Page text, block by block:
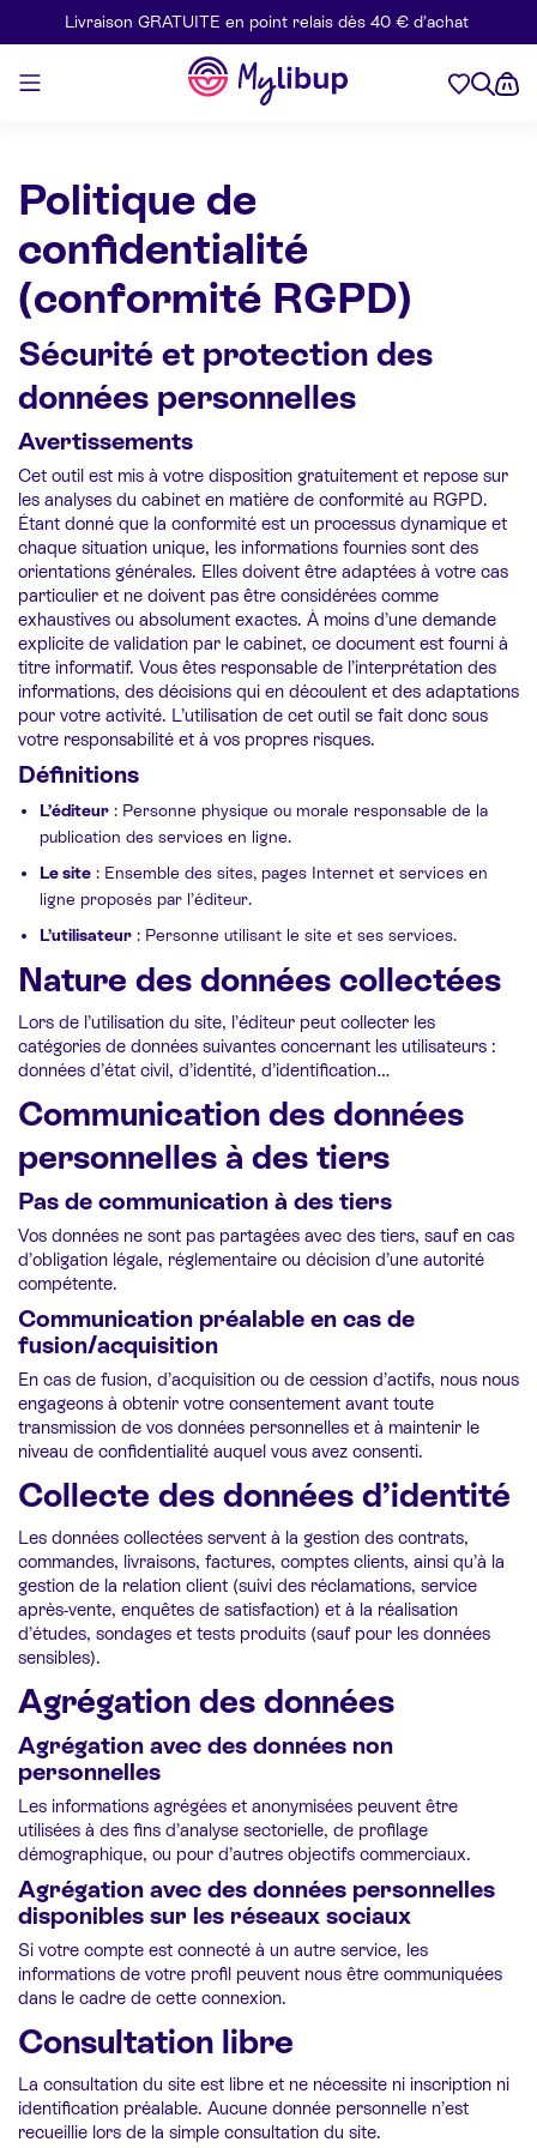
Aller au contenu
Livraison GRATUITE en point relais dès 40 € d’achat
Mylibup
Politique de
confidentialité
(conformité RGPD)
Sécurité et protection des
données personnelles
Avertissements
Cet outil est mis à votre disposition gratuitement et repose sur
les analyses du cabinet en matière de conformité au RGPD.
Étant donné que la conformité est un processus dynamique et
chaque situation unique, les informations fournies sont des
orientations générales. Elles doivent être adaptées à votre cas
particulier et ne doivent pas être considérées comme
exhaustives ou absolument exactes. À moins d’une demande
explicite de validation par le cabinet, ce document est fourni à
titre informatif. Vous êtes responsable de l’interprétation des
informations, des décisions qui en découlent et des adaptations
pour votre activité. L’utilisation de cet outil se fait donc sous
votre responsabilité et à vos propres risques.
Définitions
L’éditeur : Personne physique ou morale responsable de la
publication des services en ligne.
Le site : Ensemble des sites, pages Internet et services en
ligne proposés par l’éditeur.
L’utilisateur : Personne utilisant le site et ses services.
Nature des données collectées
Lors de l’utilisation du site, l’éditeur peut collecter les
catégories de données suivantes concernant les utilisateurs :
données d’état civil, d’identité, d’identification…
Communication des données
personnelles à des tiers
Pas de communication à des tiers
Vos données ne sont pas partagées avec des tiers, sauf en cas
d’obligation légale, réglementaire ou décision d’une autorité
compétente.
Communication préalable en cas de
fusion/acquisition
En cas de fusion, d’acquisition ou de cession d’actifs, nous nous
engageons à obtenir votre consentement avant toute
transmission de vos données personnelles et à maintenir le
niveau de confidentialité auquel vous avez consenti.
Collecte des données d’identité
Les données collectées servent à la gestion des contrats,
commandes, livraisons, factures, comptes clients, ainsi qu’à la
gestion de la relation client (suivi des réclamations, service
après-vente, enquêtes de satisfaction) et à la réalisation
d’études, sondages et tests produits (sauf pour les données
sensibles).
Agrégation des données
Agrégation avec des données non
personnelles
Les informations agrégées et anonymisées peuvent être
utilisées à des fins d’analyse sectorielle, de profilage
démographique, ou pour d’autres objectifs commerciaux.
Agrégation avec des données personnelles
disponibles sur les réseaux sociaux
Si votre compte est connecté à un autre service, les
informations de votre profil peuvent nous être communiquées
dans le cadre de cette connexion.
Consultation libre
La consultation du site est libre et ne nécessite ni inscription ni
identification préalable. Aucune donnée personnelle n’est
recueillie lors de la simple consultation du site.